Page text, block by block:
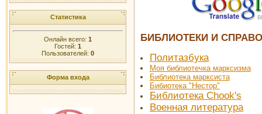
Статистика
Онлайн всего: 1
Гостей: 1
Пользователей: 0
Форма входа
БИБЛИОТЕКИ И
Политазбука
Моя библиотечка марксизма
Библиотека марксиста
Бибиотека "Нестор"
Библиотека Chook's
Военная литература